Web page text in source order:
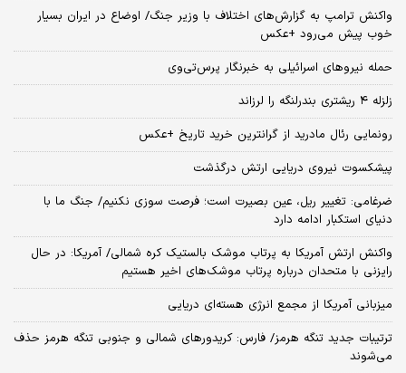
واکنش ترامپ به گزارش‌های اختلاف با وزیر جنگ/ اوضاع در ایران بسیار
خوب پیش می‌رود +عکس
حمله نیروهای اسرائیلی به خبرنگار پرس‌تی‌وی
زلزله ۴ ریشتری بندرلنگه را لرزاند
رونمایی رئال مادرید از گرانترین خرید تاریخ +عکس
پیشکسوت نیروی دریایی ارتش درگذشت
ضرغامی: تغییر ریل، عین بصیرت است؛ فرصت سوزی نکنیم/ جنگ ما با
دنیای استکبار ادامه دارد
واکنش ارتش آمریکا به پرتاب موشک بالستیک کره شمالی/ آمریکا: در حال
رایزنی با متحدان درباره پرتاب موشک‌های اخیر هستیم
میزبانی آمریکا از مجمع انرژی هسته‌ای دریایی
ترتیبات جدید تنگه هرمز/ فارس: کریدورهای شمالی و جنوبی تنگه هرمز حذف
می‌شوند